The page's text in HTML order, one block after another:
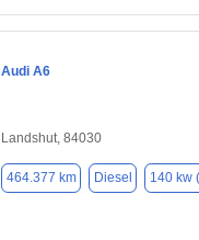
Audi A6
Landshut, 84030
464.377 km Diesel 140 kw